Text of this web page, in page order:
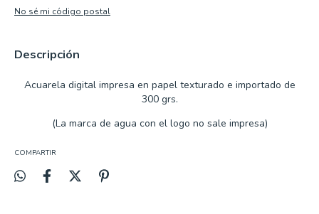
No sé mi código postal
Descripción
Acuarela digital impresa en papel texturado e importado de
300 grs.
(La marca de agua con el logo no sale impresa)
COMPARTIR